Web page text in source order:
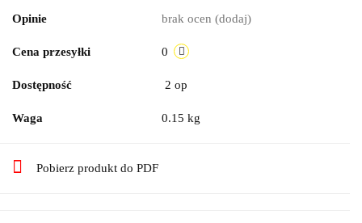
Opinie brak ocen (dodaj)
Cena przesyłki 0
Dostępność 2 op
Waga 0.15 kg
Pobierz produkt do PDF